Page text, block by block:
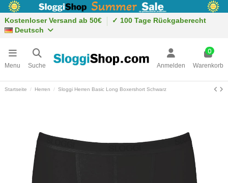
Kostenloser Versand ab 50€
✓ 100 Tage Rückgaberecht
Deutsch
Menu Suche Anmelden
0
Warenkorb
Startseite Herren Sloggi Herren Basic Long Boxershort Schwarz